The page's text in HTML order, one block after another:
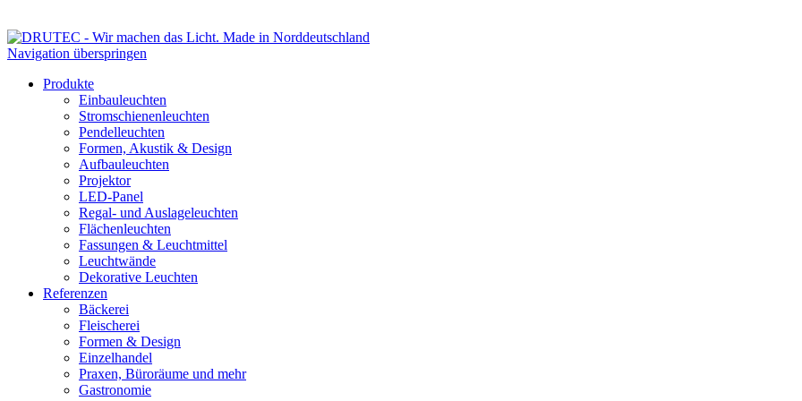
Navigation überspringen
Produkte
Einbauleuchten
Stromschienenleuchten
Pendelleuchten
Formen, Akustik & Design
Aufbauleuchten
Projektor
LED-Panel
Regal- und Auslageleuchten
Flächenleuchten
Fassungen & Leuchtmittel
Leuchtwände
Dekorative Leuchten
Referenzen
Bäckerei
Fleischerei
Formen & Design
Einzelhandel
Praxen, Büroräume und mehr
Gastronomie